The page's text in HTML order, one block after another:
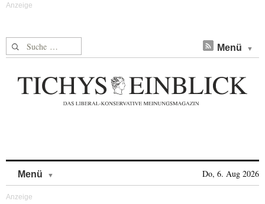
Suche nach: Menü
Menü Do, 6. Aug 2026